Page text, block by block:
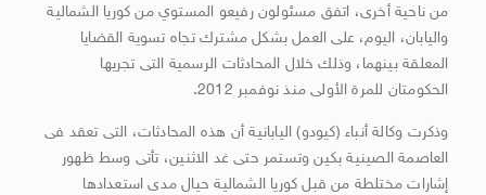
من ناحية أخرى، اتفق مسئولون رفيعو المستوي من كوريا الشمالية
واليابان، اليوم، على العمل بشكل مشترك تجاه تسوية القضايا
المعلقة بينهما، وذلك خلال المحادثات الرسمية التى تجريها
الحكومتان للمرة الأولى منذ نوفمبر 2012.
وذكرت وكالة أنباء (كيودو) اليابانية أن هذه المحادثات، التى تعقد فى
العاصمة الصينية بكين وتستمر حتى غد الاثنين، تأتى وسط ظهور
إشارات مختلطة من قبل كوريا الشمالية حيال مدى استعدادها